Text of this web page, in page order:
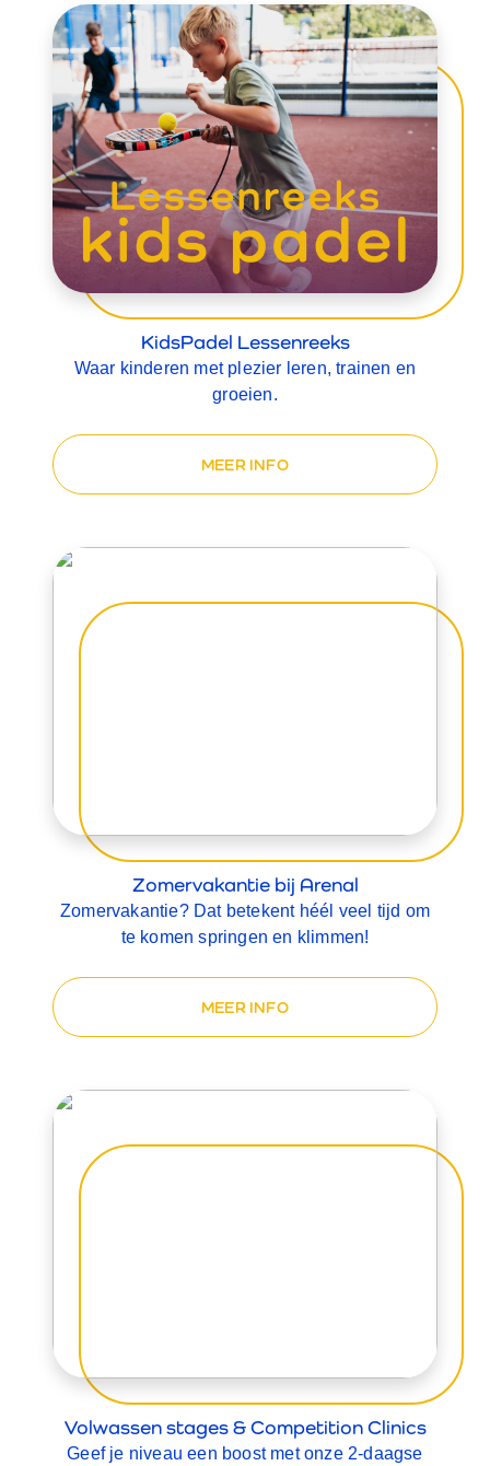
KidsPadel Lessenreeks
Waar kinderen met plezier leren, trainen en
groeien.
MEER INFO
Zomervakantie bij Arenal
Zomervakantie? Dat betekent héél veel tijd om
te komen springen en klimmen!
MEER INFO
Volwassen stages & Competition Clinics
Geef je niveau een boost met onze 2-daagse